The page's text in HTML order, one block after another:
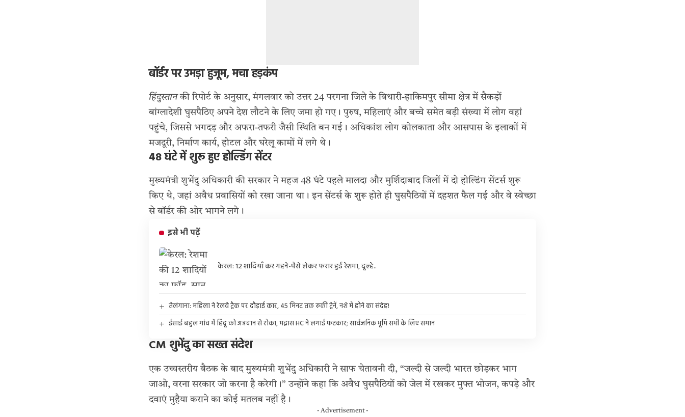
बॉर्डर पर उमड़ा हुजूम, मचा हड़कंप
हिंदुस्तानकी रिपोर्ट के अनुसार, मंगलवार को उत्तर 24 परगना जिले के बिथारी-हाकिमपुर सीमा क्षेत्र में सैकड़ों
बांग्लादेशी घुसपैठिए अपने देश लौटने के लिए जमा हो गए। पुरुष, महिलाएं और बच्चे समेत बड़ी संख्या में लोग वहां
पहुंचे, जिससे भगदड़ और अफरा-तफरी जैसी स्थिति बन गई। अधिकांश लोग कोलकाता और आसपास के इलाकों में
मजदूरी, निर्माण कार्य, होटल और घरेलू कामों में लगे थे।
48 घंटे में शुरू हुए होल्डिंग सेंटर
मुख्यमंत्री शुभेंदु अधिकारी की सरकार ने महज 48 घंटे पहले मालदा और मुर्शिदाबाद जिलों में दो होल्डिंग सेंटर्स शुरू
किए थे, जहां अवैध प्रवासियों को रखा जाना था। इन सेंटर्स के शुरू होते ही घुसपैठियों में दहशत फैल गई और वे स्वेच्छा
से बॉर्डर की ओर भागने लगे।
इसे भी पढ़ें
केरल: 12 शादियाँ कर गहने-पैसे लेकर फरार हुई रेशमा, दूल्हे..
तेलंगाना: महिला ने रेलवे ट्रैक पर दौड़ाई कार, 45 मिनट तक रुकीं ट्रेनें, नशे में होने का संदेह!
ईसाई बहुल गांव में हिंदू को अन्नदान से रोका, मद्रास HC ने लगाई फटकार; सार्वजनिक भूमि सभी के लिए समान
CM शुभेंदु का सख्त संदेश
एक उच्चस्तरीय बैठक के बाद मुख्यमंत्री शुभेंदु अधिकारी ने साफ चेतावनी दी, “जल्दी से जल्दी भारत छोड़कर भाग
जाओ, वरना सरकार जो करना है करेगी।” उन्होंने कहा कि अवैध घुसपैठियों को जेल में रखकर मुफ्त भोजन, कपड़े और
दवाएं मुहैया कराने का कोई मतलब नहीं है।
- Advertisement -